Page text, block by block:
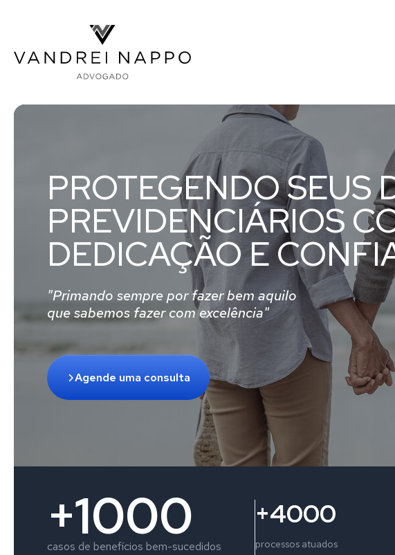
Vandrei Nappo - Advogado
PROTEGENDO SEUS
PREVIDENCIÁRIOS
DEDICAÇÃO E
"Primando sempre por fazer bem aquilo
que sabemos fazer com excelência"
Agende uma consulta
+1000
casos de benefícios bem-sucedidos
+4000
processos atuados